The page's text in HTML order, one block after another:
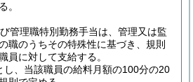
。
管理職特別勤務手当は、管理又は監
職のうちその特殊性に基づき、規則
員に対して支給する。
し、当該職員の給料月額の100分の20